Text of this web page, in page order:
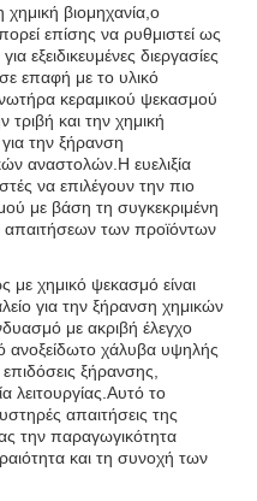
βιομηχανία,ο
επίσης να ρυθμιστεί ως
εξειδικευμένες διεργασίες
επαφή με το υλικό
κεραμικού ψεκασμού
τριβή και την χημική
την ξήρανση
αναστολών.Η ευελιξία
να επιλέγουν την πιο
με βάση τη συγκεκριμένη
των προϊόντων
χημικό ψεκασμό είναι
για την ξήρανση χημικών
με ακριβή έλεγχο
ανοξείδωτο χάλυβα υψηλής
ξήρανσης,
λειτουργίας.Αυτό το
απαιτήσεις της
την παραγωγικότητα
και τη συνοχή των